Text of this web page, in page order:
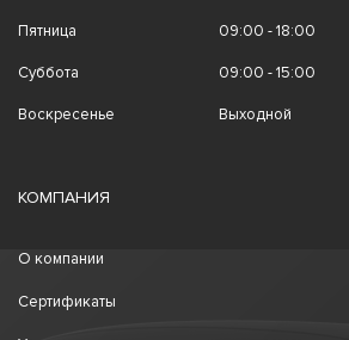
Пятница 09:00 - 18:00
Суббота 09:00 - 15:00
Воскресенье Выходной
КОМПАНИЯ
О компании
Сертификаты